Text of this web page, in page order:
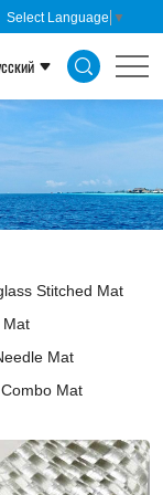
Select Language ▼
Stitched Mat
Mat
Mat
Mat